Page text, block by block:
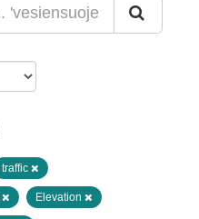
traffic
Elevation